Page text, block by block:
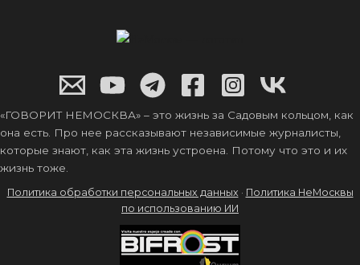
«ГОВОРИТ НЕМОСКВА» – это жизнь за Садовым кольцом, как
она есть. Про нее рассказывают независимые журналисты,
которые знают, как эта жизнь устроена. Потому что это и их
жизнь тоже.
Политика обработки персональных данных · Политика НеМосквы
по использованию ИИ